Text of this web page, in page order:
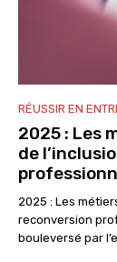
RÉUSSIR EN
2025 : Les
de
2025 : Les
reconversion
bouleversé par